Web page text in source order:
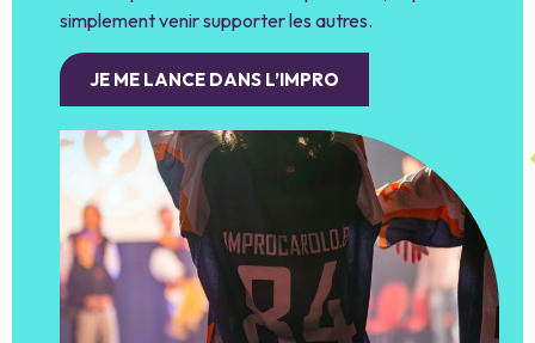
simplement venir supporter les autres.
JE ME LANCE DANS L’IMPRO